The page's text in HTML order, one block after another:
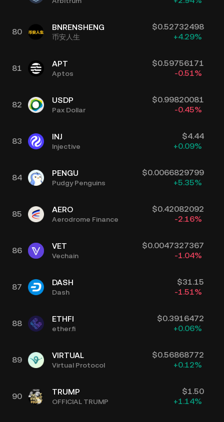
80 BNRENSHENG
币安人生
$0.52732498
+4.29%
81 APT
Aptos
$0.59756171
-0.51%
82 USDP
Pax Dollar
$0.99820081
-0.45%
83 INJ
Injective
$4.44
+0.09%
84 PENGU
Pudgy Penguins
$0.0066829799
+5.35%
85 AERO
Aerodrome Finance
$0.42082092
-2.16%
86 VET
Vechain
$0.0047327367
-1.04%
87 DASH
Dash
$31.15
-1.51%
88 ETHFI
ether.fi
$0.3916472
+0.06%
89 VIRTUAL
Virtual Protocol
$0.56868772
+0.12%
90 TRUMP
OFFICIAL TRUMP
$1.50
+1.14%